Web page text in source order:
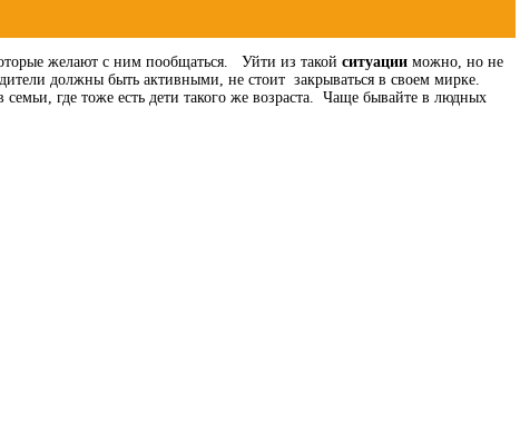
желают с ним пообщаться. Уйти из такой ситуации можно, но не
должны быть активными, не стоит закрываться в своем мирке.
где тоже есть дети такого же возраста. Чаще бывайте в людных